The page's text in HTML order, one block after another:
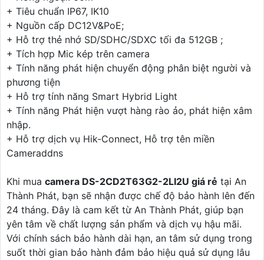
+ Tiêu chuẩn IP67, IK10
+ Nguồn cấp DC12V&PoE;
+ Hỗ trợ thẻ nhớ SD/SDHC/SDXC tối đa 512GB ;
+ Tích hợp Mic kép trên camera
+ Tính năng phát hiện chuyển động phân biệt người và
phương tiện
+ Hỗ trợ tính năng Smart Hybrid Light
+ Tính năng Phát hiện vượt hàng rào ảo, phát hiện xâm
nhập.
+ Hỗ trợ dịch vụ Hik-Connect, Hỗ trợ tên miền
Cameraddns
Khi mua camera DS-2CD2T63G2-2LI2U giá rẻ tại An
Thành Phát, bạn sẽ nhận được chế độ bảo hành lên đến
24 tháng. Đây là cam kết từ An Thành Phát, giúp bạn
yên tâm về chất lượng sản phẩm và dịch vụ hậu mãi.
Với chính sách bảo hành dài hạn, an tâm sử dụng trong
suốt thời gian bảo hành đảm bảo hiệu quả sử dụng lâu